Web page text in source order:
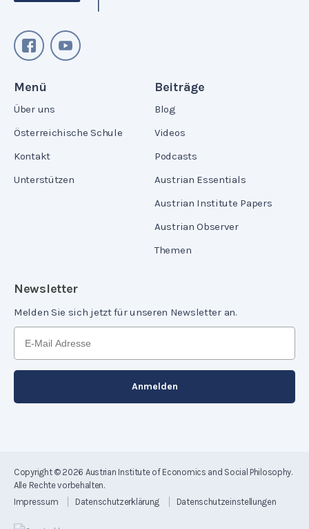
Menü
Über uns
Österreichische Schule
Kontakt
Unterstützen
Beiträge
Blog
Videos
Podcasts
Austrian Essentials
Austrian Institute Papers
Austrian Observer
Themen
Newsletter
Melden Sie sich jetzt für unseren Newsletter an.
Copyright © 2026 Austrian Institute of Economics and Social Philosophy.
Alle Rechte vorbehalten.
Impressum
Datenschutzerklärung Datenschutzeinstellungen